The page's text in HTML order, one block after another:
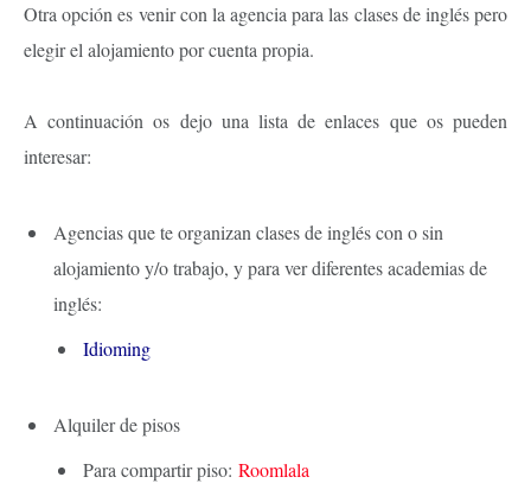
Otra opción es venir con la agencia para las clases de inglés pero
elegir el alojamiento por cuenta propia.
A continuación os dejo una lista de enlaces que os pueden
interesar:
Agencias que te organizan clases de inglés con o sin
alojamiento y/o trabajo, y para ver diferentes academias de
inglés:
Idioming
Alquiler de pisos
Para compartir piso: Roomlala